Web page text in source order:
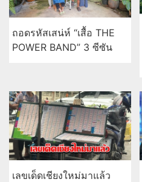
ถอดรหัสเสน่ห์ “เสื้อ THE
POWER BAND” 3 ซีซัน
เลขเด็ดเชียงใหม่มาแล้ว